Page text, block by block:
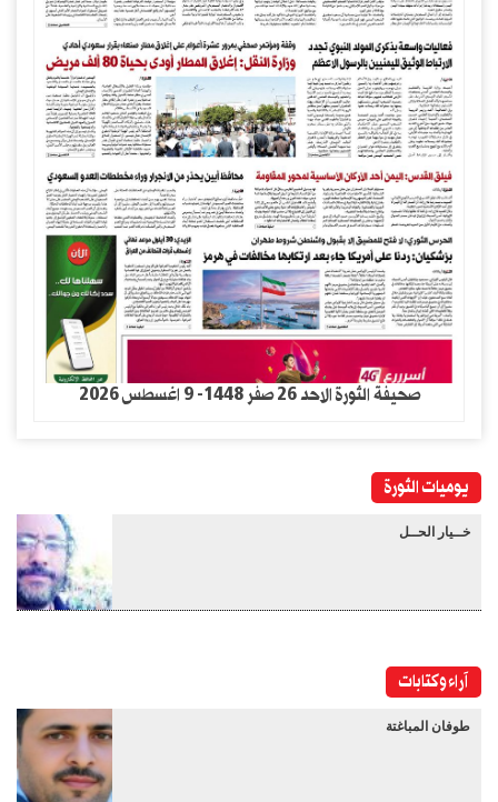
صحيفة الثورة الاحد 26 صفر 1448- 9 اغسطس 2026
يوميات الثورة
خــيار الحــل
آراء وكتابات
طوفان المباغتة